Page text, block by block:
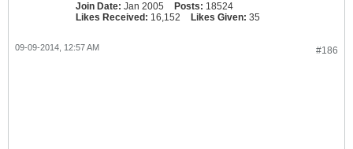
Join Date: Jan 2005 Posts: 18524
Likes Received: 16,152 Likes Given: 35
#186
09-09-2014, 12:57 AM